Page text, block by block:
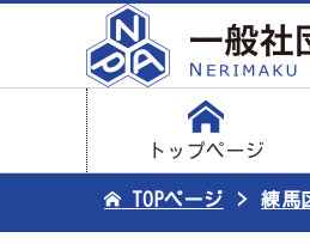
トップページ
TOPページ 練馬